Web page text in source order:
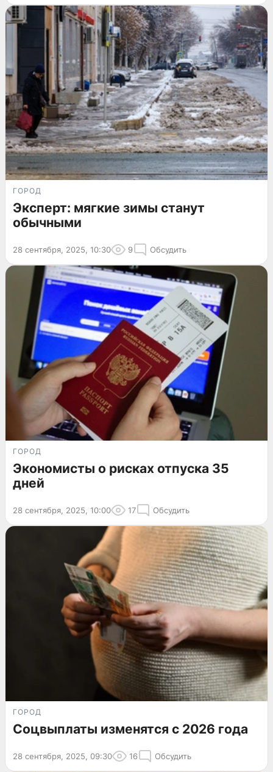
ГОРОД
Эксперт: мягкие зимы станут
обычными
28 сентября, 2025, 10:30 9 Обсудить
ГОРОД
Экономисты о рисках отпуска 35
дней
28 сентября, 2025, 10:00 17 Обсудить
ГОРОД
Соцвыплаты изменятся с 2026 года
28 сентября, 2025, 09:30 16 Обсудить